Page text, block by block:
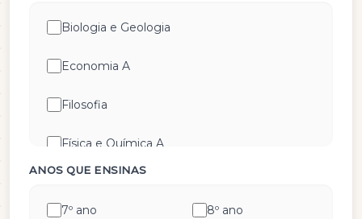
Biologia e Geologia
Economia A
Filosofia
Física e Química A
ANOS QUE ENSINAS
7º ano 8º ano